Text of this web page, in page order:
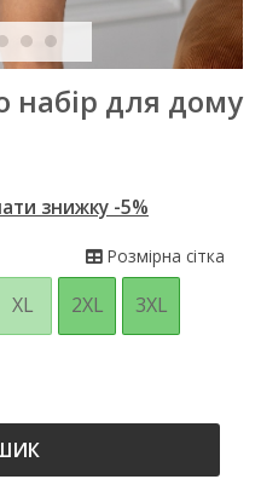
набір для дому
знижку -5%
Розмірна сітка
XL 2XL 3XL